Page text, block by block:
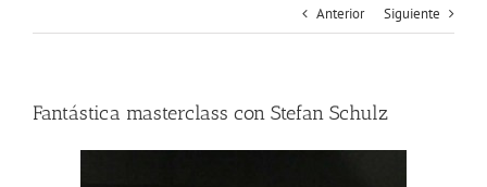
Anterior Siguiente
Fantástica masterclass con Stefan Schulz